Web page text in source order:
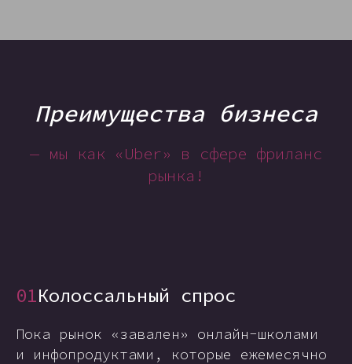
Преимущества бизнеса
— мы как «Uber» в сфере фриланс
рынка!
01Колоссальный спрос
Пока рынок «завален» онлайн-школами
и инфопродуктами, которые ежемесячно